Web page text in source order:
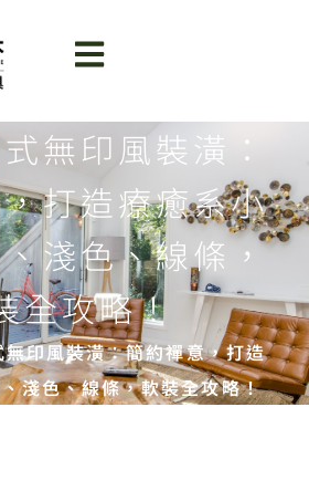
無印風裝潢：
打造療癒系小
淺色、線條，
全攻略！
印風裝潢：簡約禪意，打造
淺色、線條，軟裝全攻略！